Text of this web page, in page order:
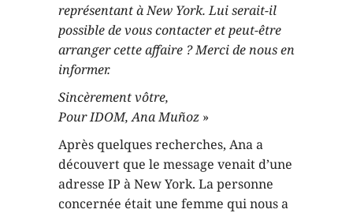
représentant à New York. Lui serait-il
possible de vous contacter et peut-être
arranger cette affaire ? Merci de nous en
informer.
Sincèrement vôtre,
Pour IDOM, Ana Muñoz »
Après quelques recherches, Ana a
découvert que le message venait d’une
adresse IP à New York. La personne
concernée était une femme qui nous a